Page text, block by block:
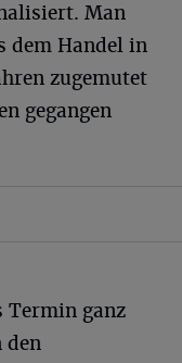
Man
dem Handel in
zugemutet
gegangen
Termin ganz
den